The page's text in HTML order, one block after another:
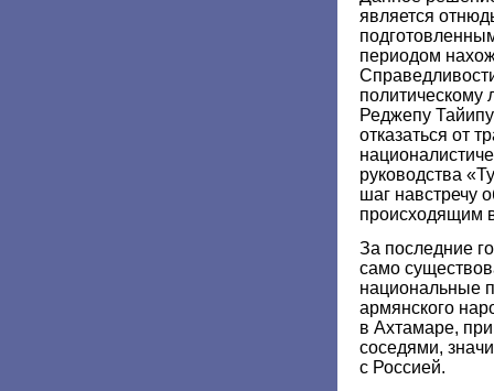
является
периодом
политическому
Реджепу
отказаться от
руководства
шаг навстречу
происходящим
За последние
само
национальные
армянского
в Ахтамаре,
соседями,
с Россией.